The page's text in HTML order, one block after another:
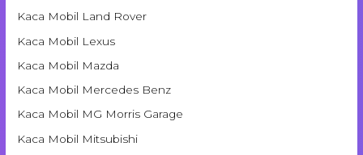
Kaca Mobil Land Rover
Kaca Mobil Lexus
Kaca Mobil Mazda
Kaca Mobil Mercedes Benz
Kaca Mobil MG Morris Garage
Kaca Mobil Mitsubishi